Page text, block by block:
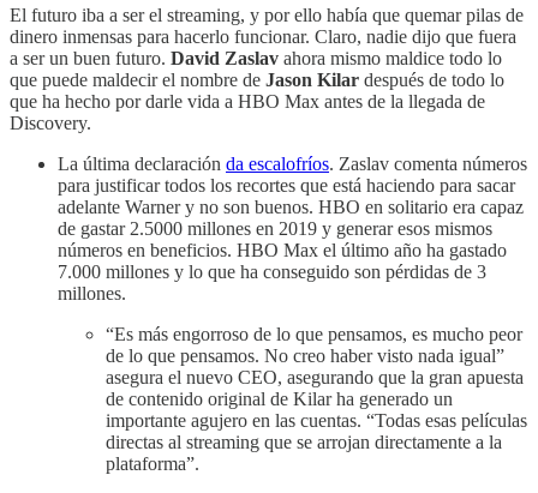
El futuro iba a ser el streaming, y por ello había que quemar pilas de
dinero inmensas para hacerlo funcionar. Claro, nadie dijo que fuera
a ser un buen futuro. David Zaslav ahora mismo maldice todo lo
que puede maldecir el nombre de Jason Kilar después de todo lo
que ha hecho por darle vida a HBO Max antes de la llegada de
Discovery.
La última declaración da escalofríos. Zaslav comenta números
para justificar todos los recortes que está haciendo para sacar
adelante Warner y no son buenos. HBO en solitario era capaz
de gastar 2.5000 millones en 2019 y generar esos mismos
números en beneficios. HBO Max el último año ha gastado
7.000 millones y lo que ha conseguido son pérdidas de 3
millones.
“Es más engorroso de lo que pensamos, es mucho peor
de lo que pensamos. No creo haber visto nada igual”
asegura el nuevo CEO, asegurando que la gran apuesta
de contenido original de Kilar ha generado un
importante agujero en las cuentas. “Todas esas películas
directas al streaming que se arrojan directamente a la
plataforma”.